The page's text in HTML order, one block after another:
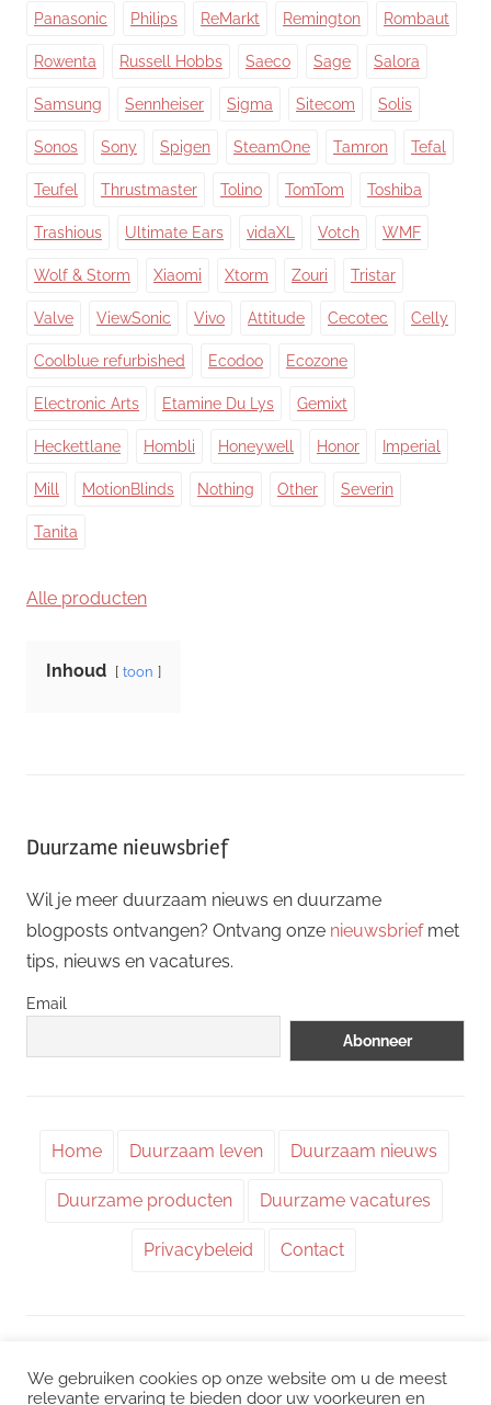
Panasonic Philips ReMarkt Remington Rombaut
Rowenta Russell Hobbs Saeco Sage Salora
Samsung Sennheiser Sigma Sitecom Solis
Sonos Sony Spigen SteamOne Tamron Tefal
Teufel Thrustmaster Tolino TomTom Toshiba
Trashious Ultimate Ears vidaXL Votch WMF
Wolf & Storm Xiaomi Xtorm Zouri Tristar
Valve ViewSonic Vivo Attitude Cecotec Celly
Coolblue refurbished Ecodoo Ecozone
Electronic Arts Etamine Du Lys Gemixt
Heckettlane Hombli Honeywell Honor Imperial
Mill MotionBlinds Nothing Other Severin
Tanita
Alle producten
Inhoud toon
Duurzame nieuwsbrief
Wil je meer duurzaam nieuws en duurzame
blogposts ontvangen? Ontvang onze nieuwsbriefmet
tips, nieuws en vacatures.
Email
Home Duurzaam leven Duurzaam nieuws
Duurzame producten Duurzame vacatures
Privacybeleid Contact
We gebruiken cookies op onze website om u de meest
relevante ervaring te bieden door uw voorkeuren en